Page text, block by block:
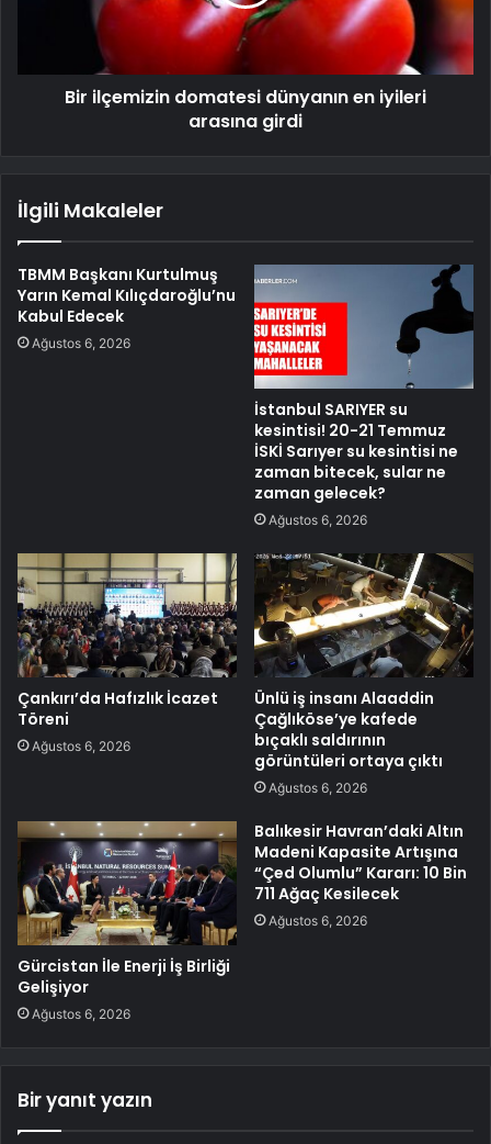
Bir ilçemizin domatesi dünyanın en iyileri
arasına girdi
İlgili Makaleler
TBMM Başkanı Kurtulmuş
Yarın Kemal Kılıçdaroğlu’nu
Kabul Edecek
Ağustos 6, 2026
İstanbul SARIYER su
kesintisi! 20-21 Temmuz
İSKİ Sarıyer su kesintisi ne
zaman bitecek, sular ne
zaman gelecek?
Ağustos 6, 2026
Çankırı’da Hafızlık İcazet
Töreni
Ağustos 6, 2026
Ünlü iş insanı Alaaddin
Çağlıköse’ye kafede
bıçaklı saldırının
görüntüleri ortaya çıktı
Ağustos 6, 2026
Gürcistan İle Enerji İş Birliği
Gelişiyor
Ağustos 6, 2026
Balıkesir Havran’daki Altın
Madeni Kapasite Artışına
“Çed Olumlu” Kararı: 10 Bin
711 Ağaç Kesilecek
Ağustos 6, 2026
Bir yanıt yazın